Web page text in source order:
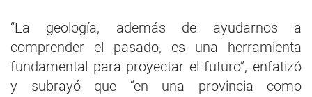
“La geología, además de ayudarnos a
comprender el pasado, es una herramienta
fundamental para proyectar el futuro”, enfatizó
y subrayó que “en una provincia como